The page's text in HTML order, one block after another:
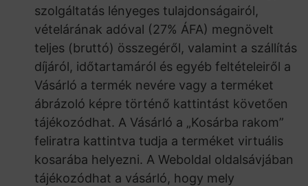
szolgáltatás lényeges tulajdonságairól,
vételárának adóval (27% ÁFA) megnövelt
teljes (bruttó) összegéről, valamint a szállítás
díjáról, időtartamáról és egyéb feltételeiről a
Vásárló a termék nevére vagy a terméket
ábrázoló képre történő kattintást követően
tájékozódhat. A Vásárló a „Kosárba rakom”
feliratra kattintva tudja a terméket virtuális
kosarába helyezni. A Weboldal oldalsávjában
tájékozódhat a vásárló, hogy mely